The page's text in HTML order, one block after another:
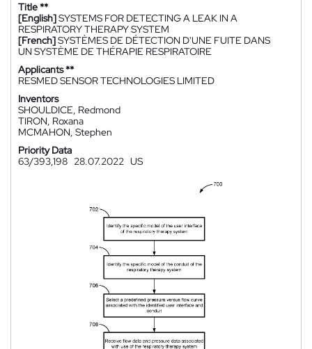
Title **
[English]SYSTEMS FOR DETECTING A LEAK IN A
RESPIRATORY THERAPY SYSTEM
[French]SYSTÈMES DE DÉTECTION D'UNE FUITE DANS
UN SYSTÈME DE THÉRAPIE RESPIRATOIRE
Applicants **
RESMED SENSOR TECHNOLOGIES LIMITED
Inventors
SHOULDICE, Redmond
TIRON, Roxana
MCMAHON, Stephen
Priority Data
63/393,198 28.07.2022 US